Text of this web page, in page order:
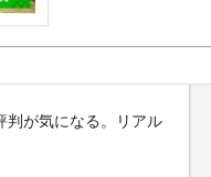
判が気になる。リアル